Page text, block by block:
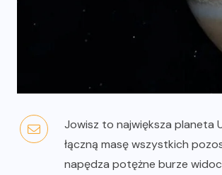
Jowisz to największa planeta
łączną masę wszystkich
napędza potężne burze